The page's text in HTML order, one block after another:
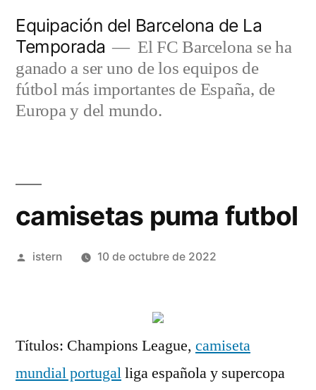
contenido
Equipación del Barcelona de La
Temporada
El FC Barcelona se ha
ganado a ser uno de los equipos de
fútbol más importantes de España, de
Europa y del mundo.
camisetas puma futbol
Publicado
istern 10 de octubre de 2022
Títulos: Champions League, camiseta
mundial portugalliga española y supercopa